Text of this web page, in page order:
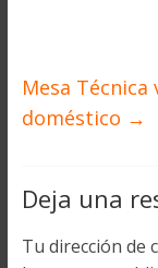
Mesa
doméstico →
Deja una
Tu dirección de